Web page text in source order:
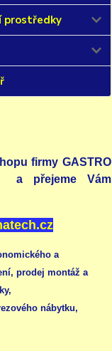
prostředky
firmy GASTRO
a přejeme Vám
a
prodej montáž a
,
nábytku,